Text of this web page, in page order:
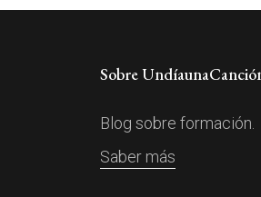
Sobre
Blog sobre formación.
Saber más